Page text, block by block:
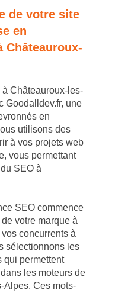
de votre site
en
Châteauroux-
Châteauroux-les-
Goodalldev.fr, une
en
utilisons des
à vos projets web
vous permettant
SEO à
SEO commence
votre marque à
concurrents à
sélectionnons les
qui permettent
les moteurs de
Alpes. Ces mots-